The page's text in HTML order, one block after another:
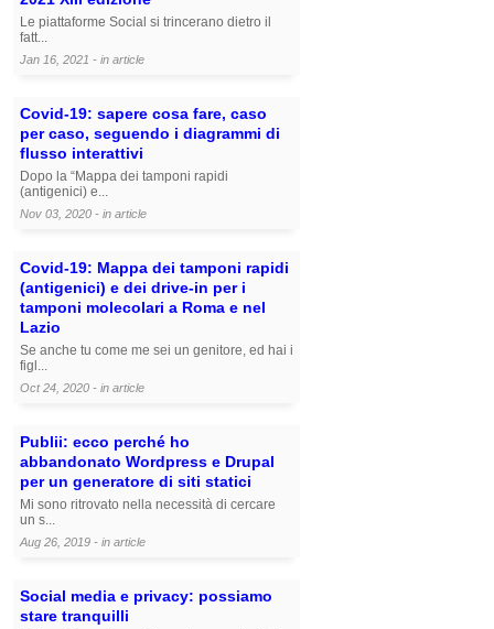
Le piattaforme Social si trincerano dietro il
fatt...
Jan 16, 2021 - in article
Covid-19: sapere cosa fare, caso
per caso, seguendo i diagrammi di
flusso interattivi
Dopo la “Mappa dei tamponi rapidi
(antigenici) e...
Nov 03, 2020 - in article
Covid-19: Mappa dei tamponi rapidi
(antigenici) e dei drive-in per i
tamponi molecolari a Roma e nel
Lazio
Se anche tu come me sei un genitore, ed hai i
figl...
Oct 24, 2020 - in article
Publii: ecco perché ho
abbandonato Wordpress e Drupal
per un generatore di siti statici
Mi sono ritrovato nella necessità di cercare
un s...
Aug 26, 2019 - in article
Social media e privacy: possiamo
stare tranquilli